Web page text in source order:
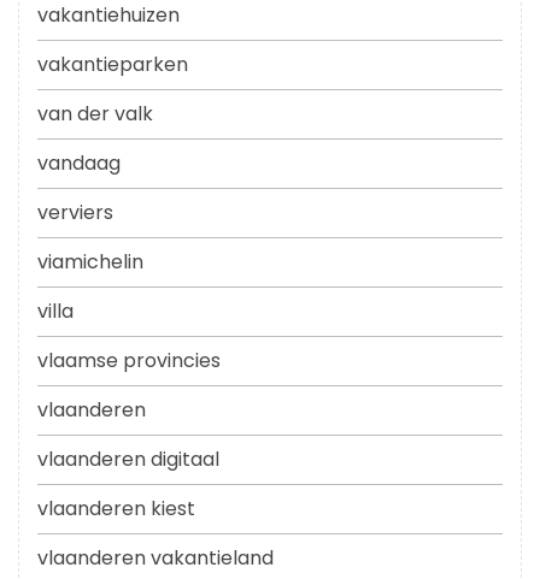
vakantiehuizen
vakantieparken
van der valk
vandaag
verviers
viamichelin
villa
vlaamse provincies
vlaanderen
vlaanderen digitaal
vlaanderen kiest
vlaanderen vakantieland